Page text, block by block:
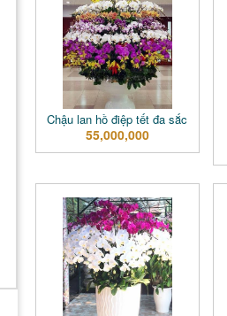
Chậu lan hồ điệp tết đa sắc
55,000,000